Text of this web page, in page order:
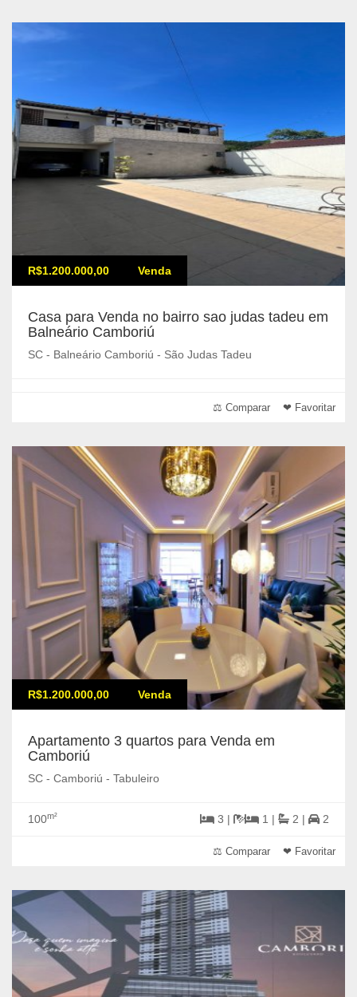
R$1.200.000,00 Venda
Casa para Venda no bairro sao judas tadeu em
Balneário Camboriú
SC - Balneário Camboriú - São Judas Tadeu
⚖ Comparar ❤ Favoritar
R$1.200.000,00 Venda
Apartamento 3 quartos para Venda em
Camboriú
SC - Camboriú - Tabuleiro
100m² 3 | 1 | 2 | 2
⚖ Comparar ❤ Favoritar